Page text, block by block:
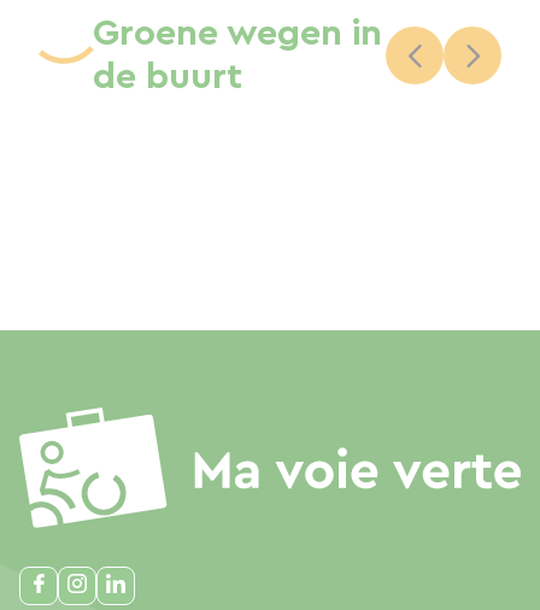
Groene wegen in
de buurt